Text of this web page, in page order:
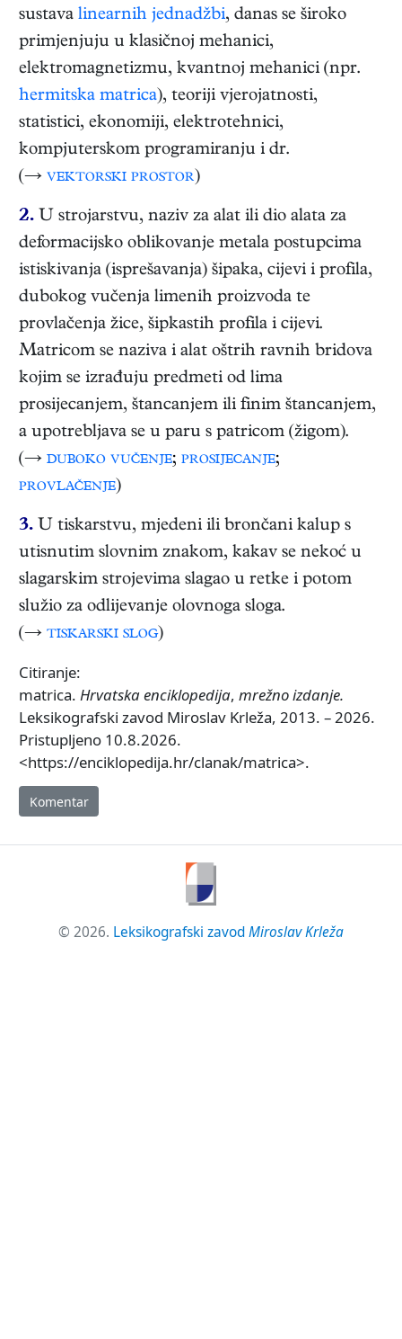
sustava linearnih jednadžbi, danas se široko
primjenjuju u klasičnoj mehanici,
elektromagnetizmu, kvantnoj mehanici (npr.
hermitska matrica), teoriji vjerojatnosti,
statistici, ekonomiji, elektrotehnici,
kompjuterskom programiranju i dr.
(→ vektorski prostor)
2. U strojarstvu, naziv za alat ili dio alata za
deformacijsko oblikovanje metala postupcima
istiskivanja (isprešavanja) šipaka, cijevi i profila,
dubokog vučenja limenih proizvoda te
provlačenja žice, šipkastih profila i cijevi.
Matricom se naziva i alat oštrih ravnih bridova
kojim se izrađuju predmeti od lima
prosijecanjem, štancanjem ili finim štancanjem,
a upotrebljava se u paru s patricom (žigom).
(→ duboko vučenje; prosijecanje;
provlačenje)
3. U tiskarstvu, mjedeni ili brončani kalup s
utisnutim slovnim znakom, kakav se nekoć u
slagarskim strojevima slagao u retke i potom
služio za odlijevanje olovnoga sloga.
(→ tiskarski slog)
Citiranje:
matrica. Hrvatska enciklopedija, mrežno izdanje.
Leksikografski zavod Miroslav Krleža, 2013. – 2026.
Pristupljeno 10.8.2026.
<https://enciklopedija.hr/clanak/matrica>.
Komentar
© 2026. Leksikografski zavodMiroslav Krleža